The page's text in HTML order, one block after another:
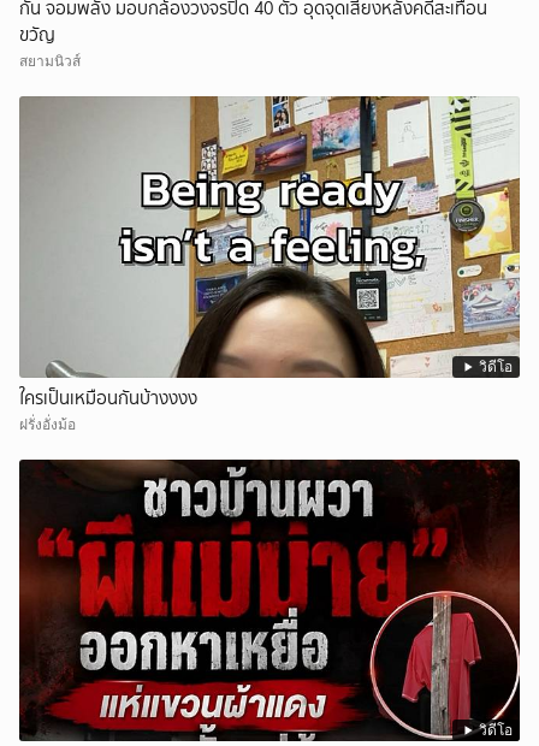
กัน จอมพลัง มอบกล้องวงจรปิด 40 ตัว อุดจุดเสี่ยงหลังคดีสะเทือน
ขวัญ
สยามนิวส์
วิดีโอ
ใครเป็นเหมือนกันบ้างงงง
ฝรั่งอั่งม้อ
วิดีโอ